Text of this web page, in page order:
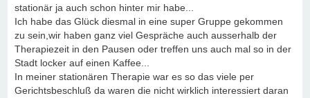
stationär ja auch schon hinter mir habe...
Ich habe das Glück diesmal in eine super Gruppe gekommen
zu sein,wir haben ganz viel Gespräche auch ausserhalb der
Therapiezeit in den Pausen oder treffen uns auch mal so in der
Stadt locker auf einen Kaffee...
In meiner stationären Therapie war es so das viele per
Gerichtsbeschluß da waren die nicht wirklich interessiert daran